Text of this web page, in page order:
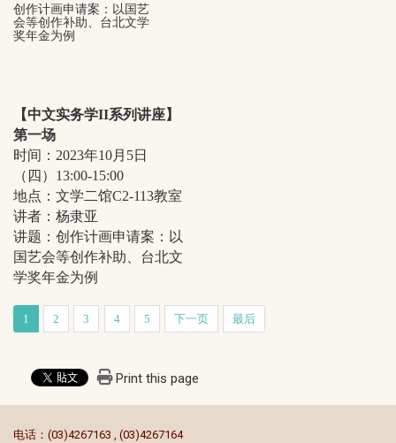
创作计画申请案：以国艺
会等创作补助、台北文学
奖年金为例
【中文实务学II系列讲座】
第一场
时间：2023年10月5日
（四）13:00-15:00
地点：文学二馆C2-113教室
讲者：杨隶亚
讲题：创作计画申请案：以
国艺会等创作补助、台北文
学奖年金为例
1 2 3 4 5 下一页 最后
Print this page
电话：(03)4267163 , (03)4267164